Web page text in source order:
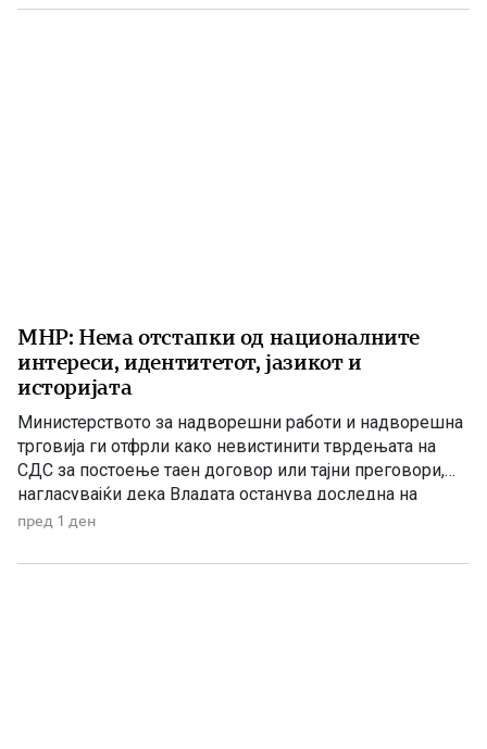
интереси со водата што Владата бесплатно им ја дели
МНР: Нема отстапки од националните
интереси, идентитетот, јазикот и
историјата
Министерството за надворешни работи и надворешна
трговија ги отфрли како невистинити тврдењата на
СДС за постоење таен договор или тајни преговори,
нагласувајќи дека Владата останува доследна на
утврдените државни позиции и нема да прифати
идентитетот, јазикот и историјата. „Денешната прес-
пред 1 ден